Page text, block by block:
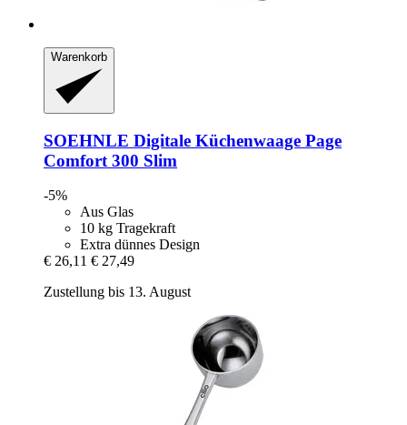
Warenkorb
SOEHNLE Digitale Küchenwaage Page
Comfort 300 Slim
-5%
Aus Glas
10 kg Tragekraft
Extra dünnes Design
€ 26,11 € 27,49
Zustellung bis 13. August